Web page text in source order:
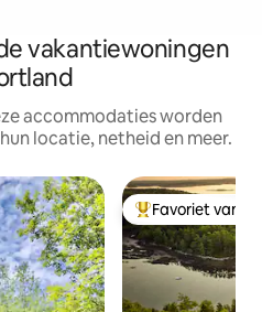
vakantiewoningen
accommodaties worden
locatie, netheid en meer.
Topfavoriet van
Favoriet van